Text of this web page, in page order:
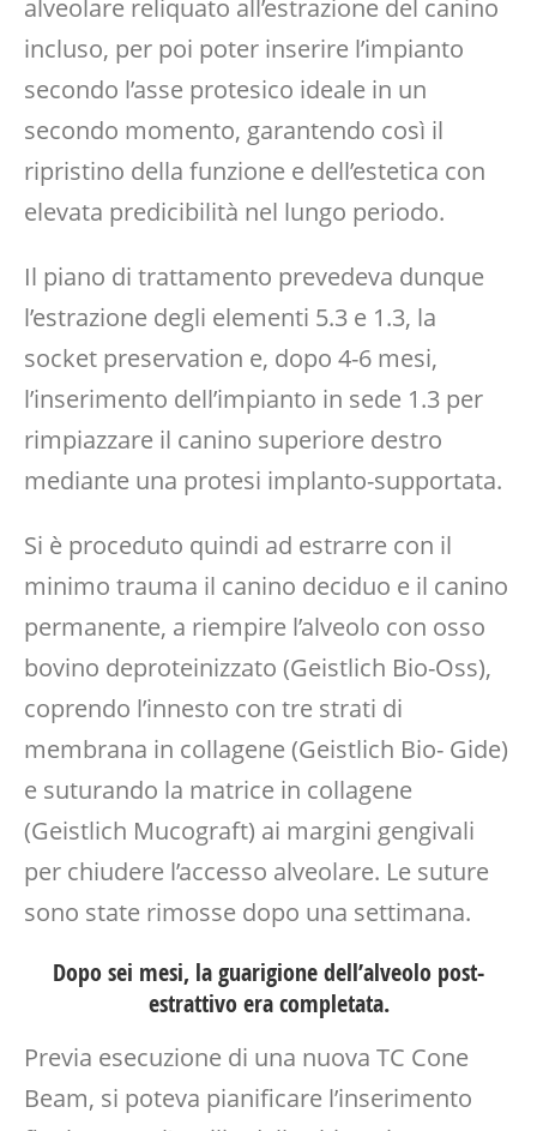
alveolare reliquato all’estrazione del canino
incluso, per poi poter inserire l’impianto
secondo l’asse protesico ideale in un
secondo momento, garantendo così il
ripristino della funzione e dell’estetica con
elevata predicibilità nel lungo periodo.
Il piano di trattamento prevedeva dunque
l’estrazione degli elementi 5.3 e 1.3, la
socket preservation e, dopo 4-6 mesi,
l’inserimento dell’impianto in sede 1.3 per
rimpiazzare il canino superiore destro
mediante una protesi implanto-supportata.
Si è proceduto quindi ad estrarre con il
minimo trauma il canino deciduo e il canino
permanente, a riempire l’alveolo con osso
bovino deproteinizzato (Geistlich Bio-Oss),
coprendo l’innesto con tre strati di
membrana in collagene (Geistlich Bio- Gide)
e suturando la matrice in collagene
(Geistlich Mucograft) ai margini gengivali
per chiudere l’accesso alveolare. Le suture
sono state rimosse dopo una settimana.
Dopo sei mesi, la guarigione dell’alveolo post-
estrattivo era completata.
Previa esecuzione di una nuova TC Cone
Beam, si poteva pianificare l’inserimento